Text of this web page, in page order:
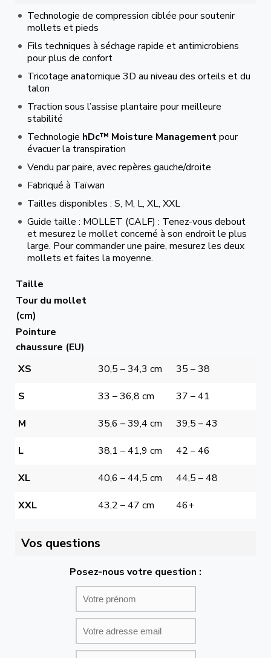
Technologie de compression ciblée pour soutenir
mollets et pieds
Fils techniques à séchage rapide et antimicrobiens
pour plus de confort
Tricotage anatomique 3D au niveau des orteils et du
talon
Traction sous l’assise plantaire pour meilleure
stabilité
Technologie hDc™ Moisture Managementpour
évacuer la transpiration
Vendu par paire, avec repères gauche/droite
Fabriqué à Taïwan
Tailles disponibles : S, M, L, XL, XXL
Guide taille : MOLLET (CALF) : Tenez-vous debout
et mesurez le mollet concerné à son endroit le plus
large. Pour commander une paire, mesurez les deux
mollets et faites la moyenne.
Taille
Tour du mollet
(cm)
Pointure
chaussure (EU)
XS
30,5 – 34,3 cm 35 – 38
S 33 – 36,8 cm 37 – 41
M 35,6 – 39,4 cm 39,5 – 43
L 38,1 – 41,9 cm 42 – 46
XL 40,6 – 44,5 cm 44,5 – 48
XXL 43,2 – 47 cm 46+
Vos questions
Posez-nous votre question :